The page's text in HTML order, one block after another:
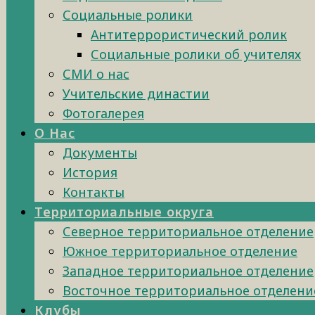
Социальные ролики
Антитеррористический ролик
Социальные ролики об учителях
СМИ о нас
Учительские династии
Фотогалерея
О Нас
Документы
История
Контакты
Территориальные округа
Северное территориальное отделение
Южное территориальное отделение
Западное территориальное отделение
Восточное территориальное
Клубы